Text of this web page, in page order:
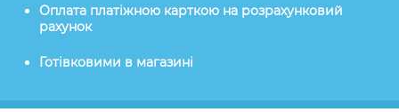
Оплата платіжною карткою на розрахунковий
рахунок
Готівковими в магазині